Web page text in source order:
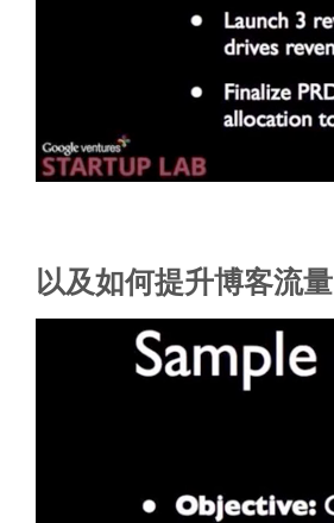
以及如何提升博客流量